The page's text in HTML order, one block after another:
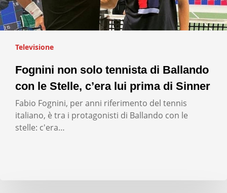
Televisione
Fognini non solo tennista di Ballando
con le Stelle, c’era lui prima di Sinner
Fabio Fognini, per anni riferimento del tennis
italiano, è tra i protagonisti di Ballando con le
stelle: c'era…